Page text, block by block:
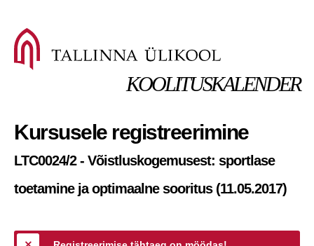
KOOLITUSKALENDER
Kursusele registreerimine
LTC0024/2 - Võistluskogemusest: sportlase
toetamine ja optimaalne sooritus (11.05.2017)